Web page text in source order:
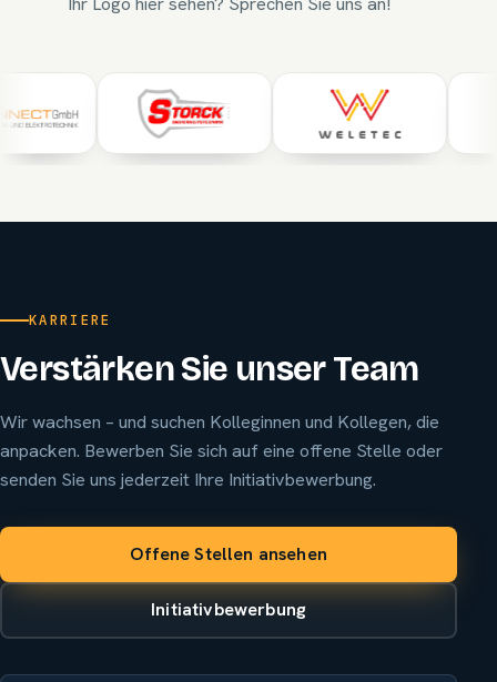
KARRIERE
Verstärken Sie unser Team
Wir wachsen – und suchen Kolleginnen und Kollegen, die
anpacken. Bewerben Sie sich auf eine offene Stelle oder
senden Sie uns jederzeit Ihre Initiativbewerbung.
Offene Stellen ansehen
Initiativbewerbung